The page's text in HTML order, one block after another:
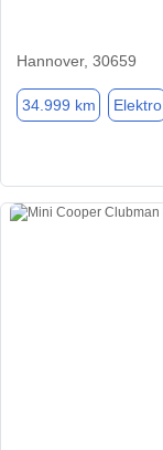
Hannover, 30659
34.999 km Elektro